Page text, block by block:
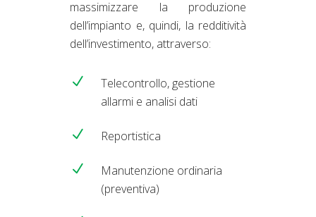
massimizzare la produzione
dell’impianto e, quindi, la redditività
dell’investimento, attraverso:
Telecontrollo, gestione
allarmi e analisi dati
Reportistica
Manutenzione ordinaria
(preventiva)